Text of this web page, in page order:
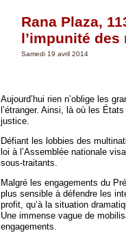
Rana Plaza,
l’impunité
Samedi 19 avril 2014
Aujourd’hui rien n’oblige les
l’étranger. Ainsi, là où les
justice.
Défiant les lobbies des
loi à l’Assemblée nationale
sous-traitants.
Malgré les engagements du
plus sensible à défendre les
profit, qu’à la situation
Une immense vague de
engagements.